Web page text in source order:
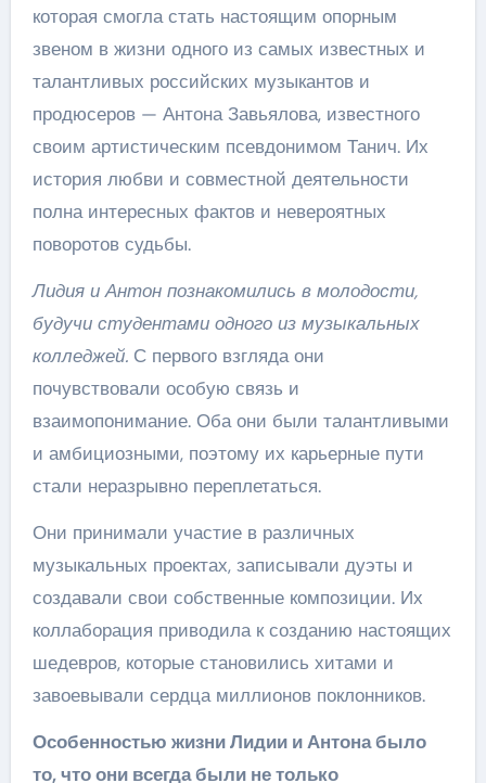
которая смогла стать настоящим опорным
звеном в жизни одного из самых известных и
талантливых российских музыкантов и
продюсеров — Антона Завьялова, известного
своим артистическим псевдонимом Танич. Их
история любви и совместной деятельности
полна интересных фактов и невероятных
поворотов судьбы.
Лидия и Антон познакомились в молодости,
будучи студентами одного из музыкальных
колледжей.С первого взгляда они
почувствовали особую связь и
взаимопонимание. Оба они были талантливыми
и амбициозными, поэтому их карьерные пути
стали неразрывно переплетаться.
Они принимали участие в различных
музыкальных проектах, записывали дуэты и
создавали свои собственные композиции. Их
коллаборация приводила к созданию настоящих
шедевров, которые становились хитами и
завоевывали сердца миллионов поклонников.
Особенностью жизни Лидии и Антона было
то, что они всегда были не только